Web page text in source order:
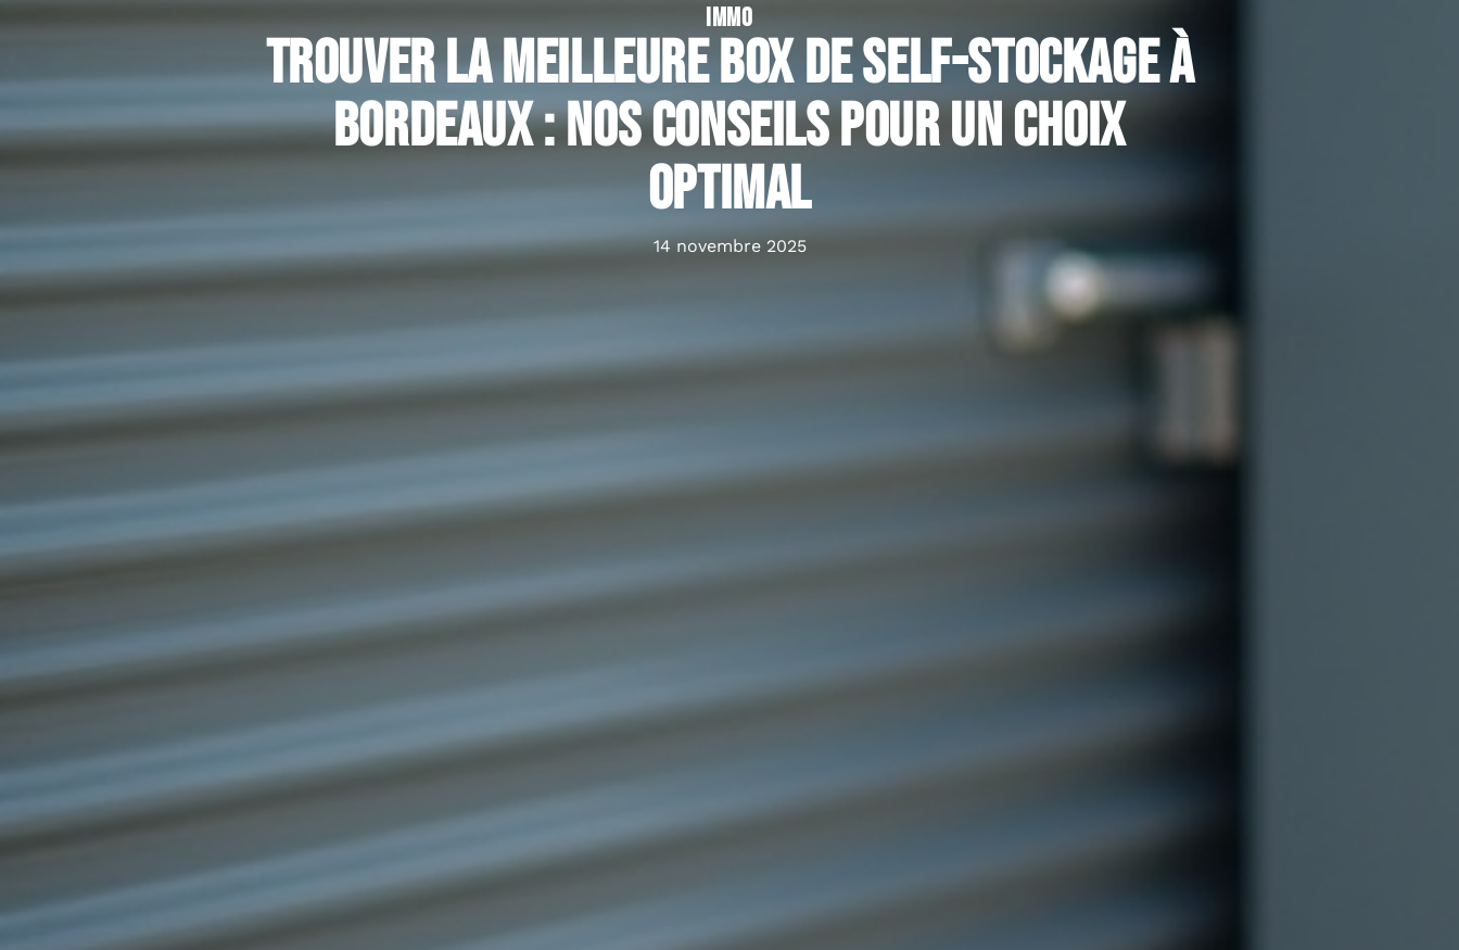
IMMO
Trouver la meilleure box de self-stockage à
Bordeaux : nos conseils pour un choix
optimal
14 novembre 2025